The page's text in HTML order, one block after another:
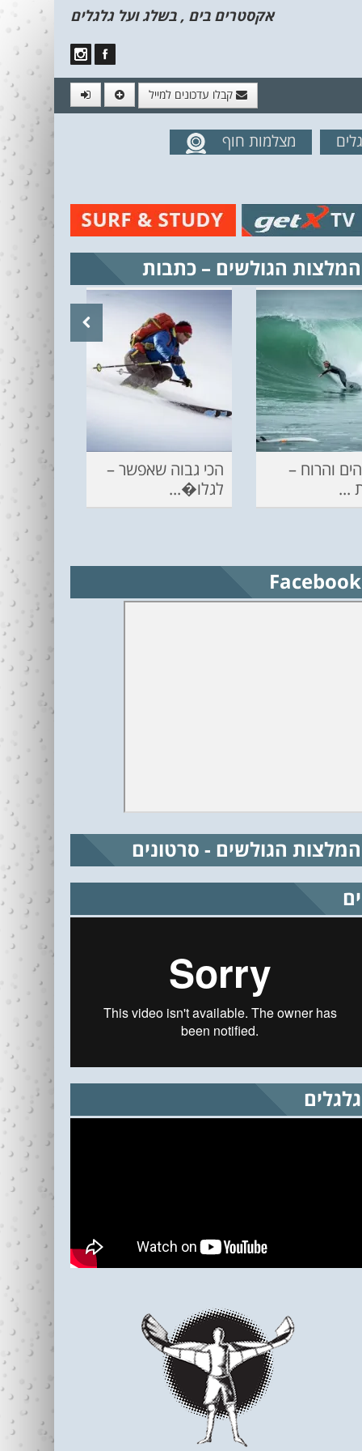
אקסטרים בים , בשלג ועל גלגלים
קבלו עדכונים למייל
מהאתרמצלמות חוף
המלצות הגולשים – כתבות
והרוח –
...
הכי גבוה שאפשר –
לגלו�...
Facebook
המלצות הגולשים - סרטונים
ים
גלגלים